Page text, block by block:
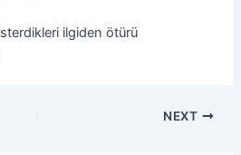
ilgiden ötürü
NEXT